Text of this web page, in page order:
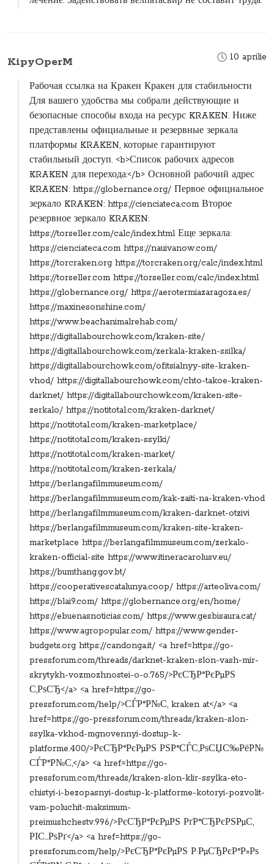
10 aprilie
KipyOperM
Рабочая ссылка на Кракен Кракен для стабильности
Для вашего удобства мы собрали действующие и
безопасные способы входа на ресурс KRAKEN. Ниже
представлены официальные и резервные зеркала
платформы KRAKEN, которые гарантируют
стабильный доступ. <b>Список рабочих адресов
KRAKEN для перехода:</b> Основной рабочий адрес
KRAKEN: https://globernance.org/ Первое официальное
зеркало KRAKEN: https://cienciateca.com Второе
резервное зеркало KRAKEN:
https://torseller.com/calc/index.html Еще зеркала:
https://cienciateca.com https://nauivanow.com/
https://torcraken.org https://torcraken.org/calc/index.html
https://torseller.com https://torseller.com/calc/index.html
https://globernance.org/ https://aerotermiazaragoza.es/
https://maxinesonshine.com/
https://www.beachanimalrehab.com/
https://digitallabourchowk.com/kraken-site/
https://digitallabourchowk.com/zerkala-kraken-ssilka/
https://digitallabourchowk.com/ofitsialnyy-site-kraken-
vhod/ https://digitallabourchowk.com/chto-takoe-kraken-
darknet/ https://digitallabourchowk.com/kraken-site-
zerkalo/ https://notitotal.com/kraken-darknet/
https://notitotal.com/kraken-marketplace/
https://notitotal.com/kraken-ssylki/
https://notitotal.com/kraken-market/
https://notitotal.com/kraken-zerkala/
https://berlangafilmmuseum.com/
https://berlangafilmmuseum.com/kak-zaiti-na-kraken-vhod
https://berlangafilmmuseum.com/kraken-darknet-otzivi
https://berlangafilmmuseum.com/kraken-site-kraken-
marketplace https://berlangafilmmuseum.com/zerkalo-
kraken-official-site https://www.itineracarolusv.eu/
https://bumthang.gov.bt/
https://cooperativescatalunya.coop/ https://arteoliva.com/
https://blai9.com/ https://globernance.org/en/home/
https://ebuenasnoticias.com/ https://www.gesbisaura.cat/
https://www.agropopular.com/ https://www.gender-
budgets.org https://candonga.it/ <a href=https://go-
pressforum.com/threads/darknet-kraken-slon-vash-mir-
skrytykh-vozmozhnostei-o-o.765/>РєСЂР°РєРµРЅ
С‚РѕСЂ</a> <a href=https://go-
pressforum.com/help/>СЃР°Р№С‚ kraken at</a> <a
href=https://go-pressforum.com/threads/kraken-slon-
ssylka-vkhod-mgnovennyi-dostup-k-
platforme.400/>РєСЂР°РєРµРЅ РЅР°СЃС‚РѕСЏС‰РёР№
СЃР°Р№С‚</a> <a href=https://go-
pressforum.com/threads/kraken-slon-klir-ssylka-eto-
chistyi-i-bezopasnyi-dostup-k-platforme-kotoryi-pozvolit-
vam-poluchit-maksimum-
preimushchestv.996/>РєСЂР°РєРµРЅ РґР°СЂРєРЅРµС‚
РІС…РѕРґ</a> <a href=https://go-
pressforum.com/help/>РєСЂР°РєРµРЅ Р·РµСЂРєР°Р»Рѕ